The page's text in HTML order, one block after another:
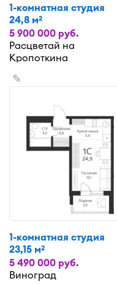
1-комнатная студия
24,8 м2
5 900 000 руб.
Расцветай на
Кропоткина
✎
1-комнатная студия
23,15 м2
5 490 000 руб.
Виноград